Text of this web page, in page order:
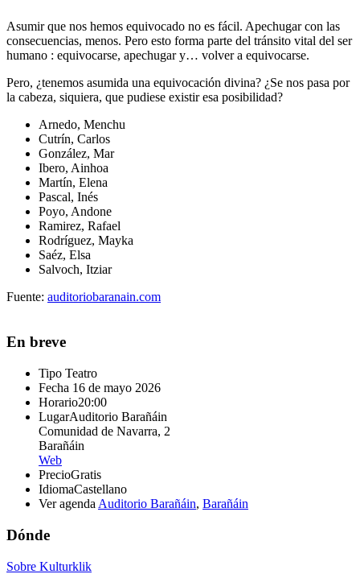
Asumir que nos hemos equivocado no es fácil. Apechugar con las
consecuencias, menos. Pero esto forma parte del tránsito vital del ser
humano : equivocarse, apechugar y… volver a equivocarse.
Pero, ¿tenemos asumida una equivocación divina? ¿Se nos pasa por
la cabeza, siquiera, que pudiese existir esa posibilidad?
Arnedo, Menchu
Cutrín, Carlos
González, Mar
Ibero, Ainhoa
Martín, Elena
Pascal, Inés
Poyo, Andone
Ramirez, Rafael
Rodríguez, Mayka
Saéz, Elsa
Salvoch, Itziar
Fuente: auditoriobaranain.com
En breve
Tipo Teatro
Fecha 16 de mayo 2026
Horario20:00
LugarAuditorio Barañáin
Comunidad de Navarra, 2
Barañáin
Web
PrecioGratis
IdiomaCastellano
Ver agenda Auditorio Barañáin, Barañáin
Dónde
Sobre Kulturklik